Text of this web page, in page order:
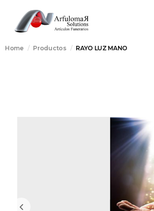
Home Productos RAYO LUZ MANO